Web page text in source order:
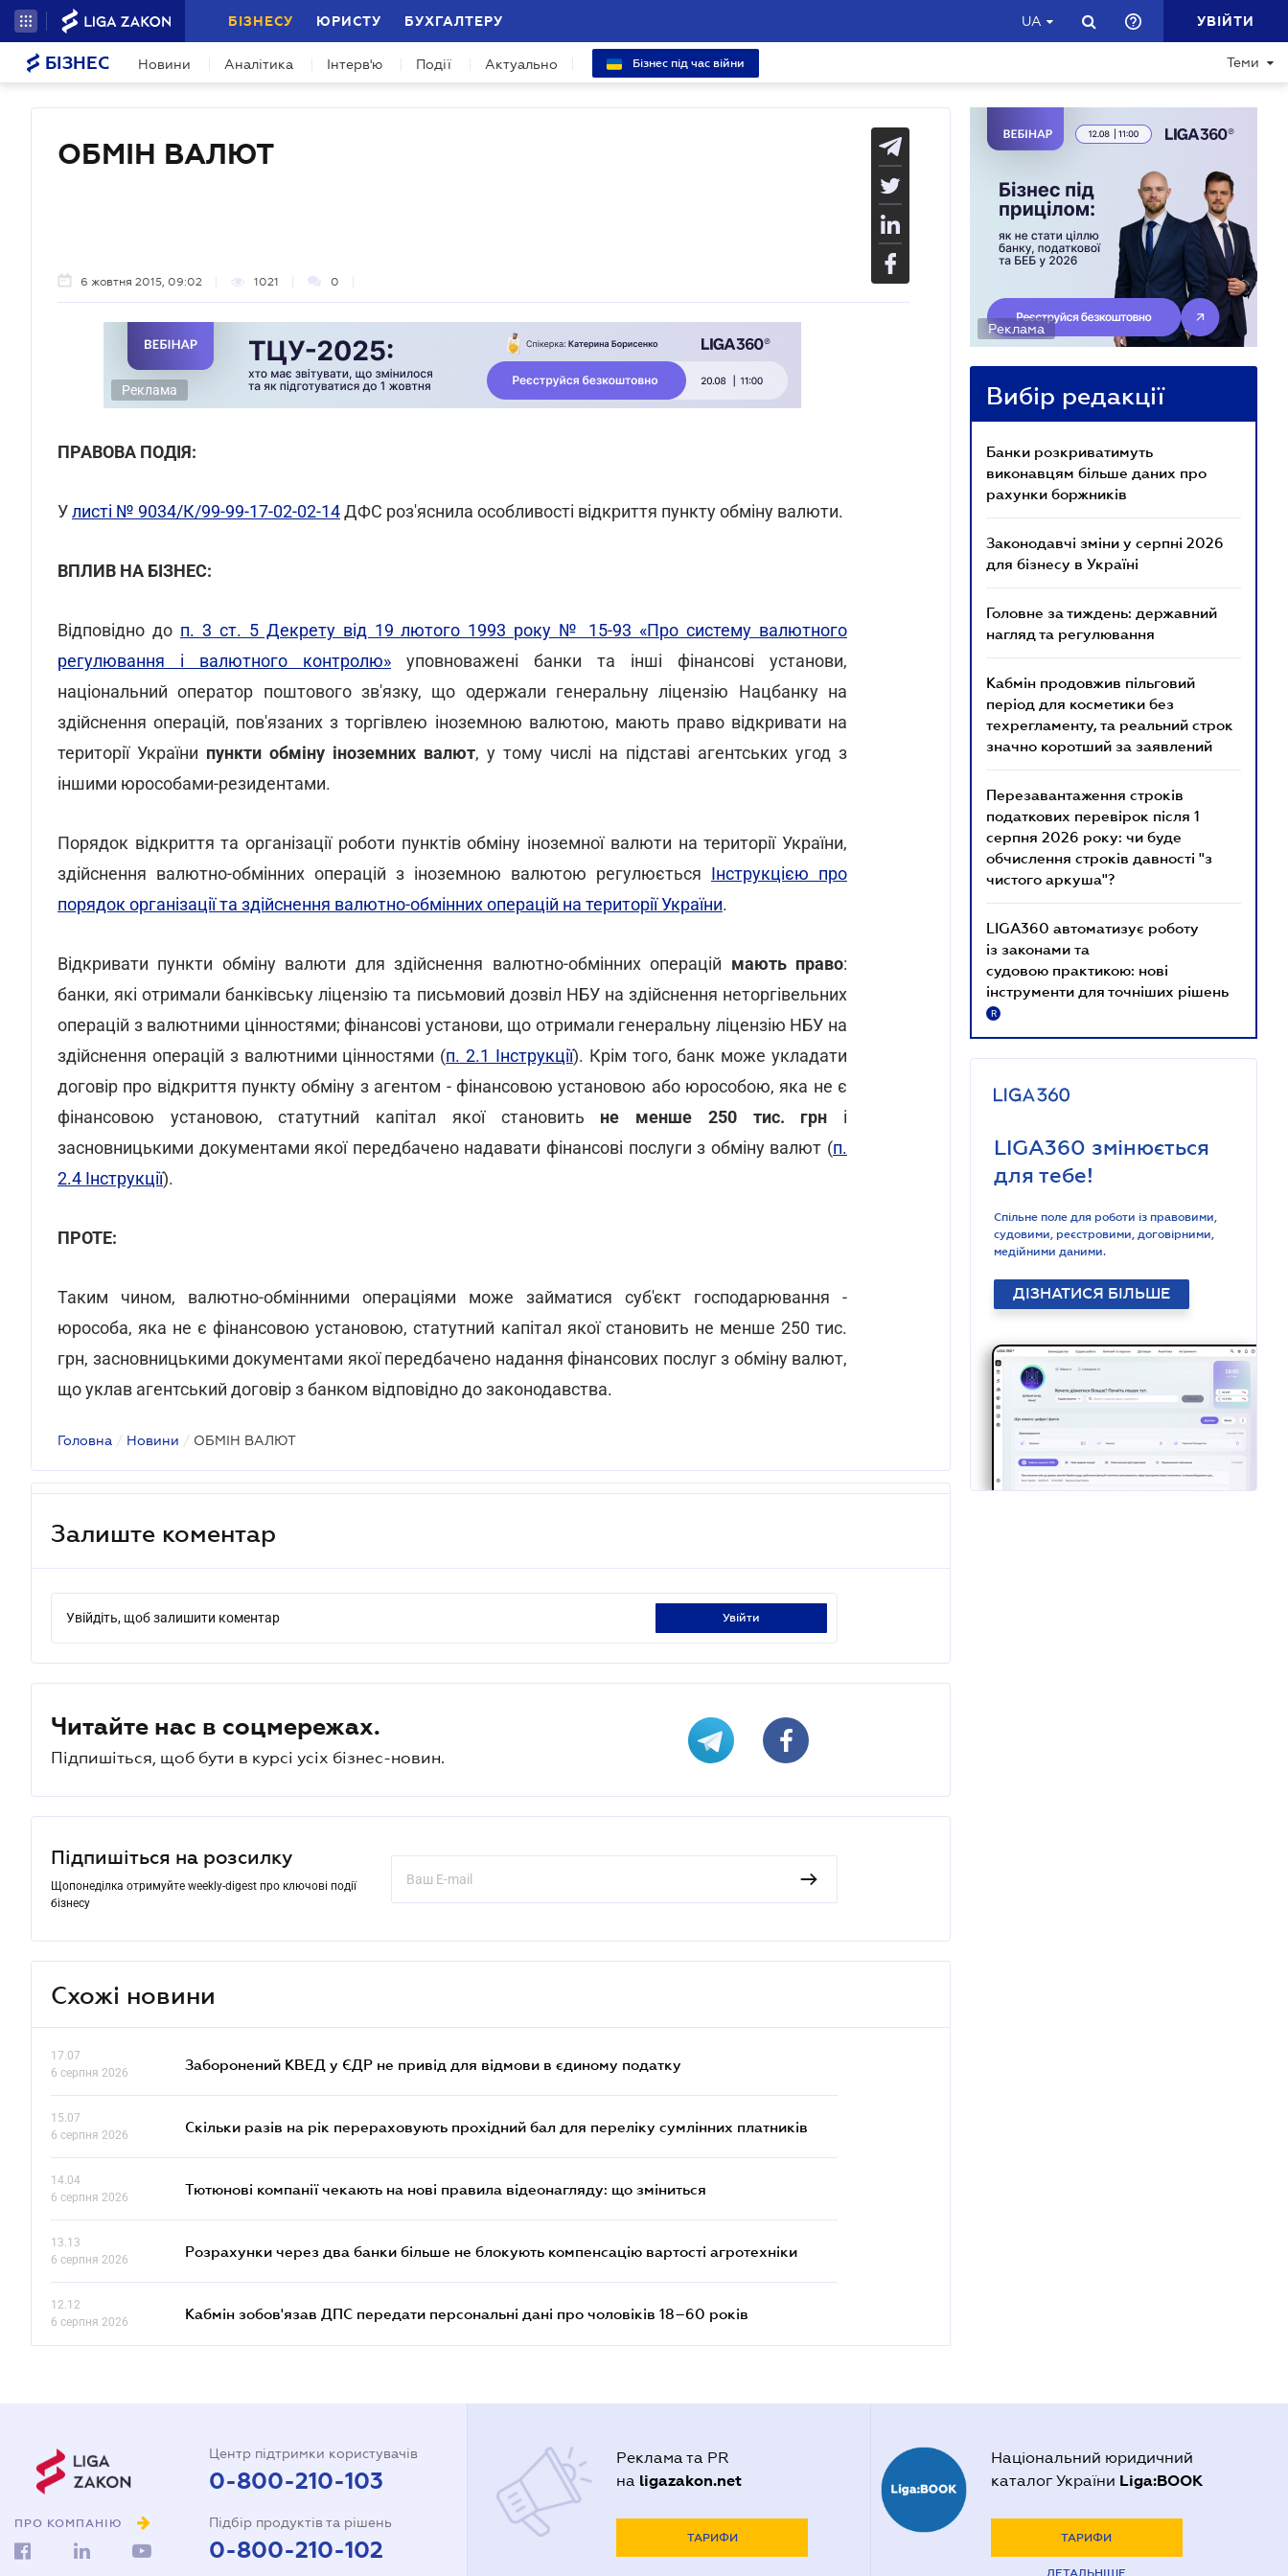
БІЗНЕСУ ЮРИСТУ БУХГАЛТЕРУ UA УВІЙТИ
БІЗНЕС Новини Аналітика Інтерв'ю Події Актуально Бізнес під час війни Теми
ОБМІН ВАЛЮТ
6 жовтня 2015, 09:02 1021 0
Реклама
ПРАВОВА ПОДІЯ:
Улисті № 9034/К/99-99-17-02-02-14ДФС роз'яснила особливості відкриття пункту обміну валюти.
ВПЛИВ НА БІЗНЕС:
Відповідно до п. 3 ст. 5 Декрету від 19 лютого 1993 року № 15-93 «Про систему валютного
регулювання і валютного контролю» уповноважені банки та інші фінансові установи,
національний оператор поштового зв'язку, що одержали генеральну ліцензію Нацбанку на
здійснення операцій, пов'язаних з торгівлею іноземною валютою, мають право відкривати на
території України пункти обміну іноземних валют, у тому числі на підставі агентських угод з
іншими юрособами-резидентами.
Порядок відкриття та організації роботи пунктів обміну іноземної валюти на території України,
здійснення валютно-обмінних операцій з іноземною валютою регулюється Інструкцією про
порядок організації та здійснення валютно-обмінних операцій на території України.
Відкривати пункти обміну валюти для здійснення валютно-обмінних операцій мають право:
банки, які отримали банківську ліцензію та письмовий дозвіл НБУ на здійснення неторгівельних
операцій з валютними цінностями; фінансові установи, що отримали генеральну ліцензію НБУ на
здійснення операцій з валютними цінностями (п. 2.1 Інструкції). Крім того, банк може укладати
договір про відкриття пункту обміну з агентом - фінансовою установою або юрособою, яка не є
фінансовою установою, статутний капітал якої становить не менше 250 тис. грн і
засновницькими документами якої передбачено надавати фінансові послуги з обміну валют (п.
2.4 Інструкції).
ПРОТЕ:
Таким чином, валютно-обмінними операціями може займатися суб'єкт господарювання -
юрособа, яка не є фінансовою установою, статутний капітал якої становить не менше 250 тис.
грн, засновницькими документами якої передбачено надання фінансових послуг з обміну валют,
що уклав агентський договір з банком відповідно до законодавства.
Головна / Новини / ОБМІН ВАЛЮТ
Залиште коментар
Увійдіть, щоб залишити коментар увійти
Читайте нас в соцмережах.
Підпишіться, щоб бути в курсі усіх бізнес-новин.
Підпишіться на розсилку
Щопонеділка отримуйте weekly-digest про ключові події
бізнесу
Схожі новини
17.07
6 серпня 2026
Заборонений КВЕД у ЄДР не привід для відмови в єдиному податку
15.07
6 серпня 2026
Скільки разів на рік перераховують прохідний бал для переліку сумлінних платників
14.04
6 серпня 2026
Тютюнові компанії чекають на нові правила відеонагляду: що зміниться
13.13
6 серпня 2026
Розрахунки через два банки більше не блокують компенсацію вартості агротехніки
12.12
6 серпня 2026
Кабмін зобов'язав ДПС передати персональні дані про чоловіків 18–60 років
Реклама
Вибір редакції
Банки розкриватимуть
виконавцям більше даних про
рахунки боржників
Законодавчі зміни у серпні 2026
для бізнесу в Україні
Головне за тиждень: державний
нагляд та регулювання
Кабмін продовжив пільговий
період для косметики без
техрегламенту, та реальний строк
значно коротший за заявлений
Перезавантаження строків
податкових перевірок після 1
серпня 2026 року: чи буде
обчислення строків давності "з
чистого аркуша"?
LIGA360 автоматизує роботу
із законами та
судовою практикою: нові
інструменти для точніших рішень
R
LIGA360 змінюється
для тебе!
Спільне поле для роботи із правовими,
судовими, реєстровими, договірними,
медійними даними.
ДІЗНАТИСЯ БІЛЬШЕ
ПРО КОМПАНІЮ
Центр підтримки користувачів
0-800-210-103
Підбір продуктів та рішень
0-800-210-102
Реклама та PR
на ligazakon.net
ТАРИФИ
Національний юридичний
каталог України Liga:BOOK
ТАРИФИ
ДЕТАЛЬНІШЕ